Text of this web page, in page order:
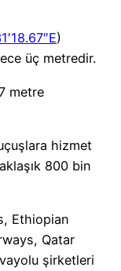
)
üç metredir.
metre
hizmet
800 bin
Ethiopian
Qatar
şirketleri